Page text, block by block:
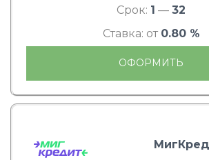
Срок: 1 — 32
Ставка: от 0.80 %
ОФОРМИТЬ